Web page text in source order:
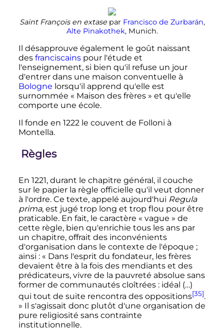
Saint François en extasepar Francisco de Zurbarán,
Alte Pinakothek, Munich.
Il désapprouve également le goût naissant
des franciscainspour l'étude et
l'enseignement, si bien qu'il refuse un jour
d'entrer dans une maison conventuelle à
Bologne lorsqu'il apprend qu'elle est
surnommée « Maison des frères » et qu'elle
comporte une école.
Il fonde en 1222 le couvent de Folloni à
Montella.
Règles
En 1221, durant le chapitre général, il couche
sur le papier la règle officielle qu'il veut donner
à l'ordre. Ce texte, appelé aujourd'hui Regula
prima, est jugé trop long et trop flou pour être
praticable. En fait, le caractère « vague » de
cette règle, bien qu'enrichie tous les ans par
un chapitre, offrait des inconvénients
d'organisation dans le contexte de l'époque ;
ainsi : « Dans l'esprit du fondateur, les frères
devaient être à la fois des mendiants et des
prédicateurs, vivre de la pauvreté absolue sans
former de communautés cloîtrées : idéal (…)
qui tout de suite rencontra des oppositions[35].
» Il s'agissait donc plutôt d'une organisation de
pure religiosité sans contrainte
institutionnelle.